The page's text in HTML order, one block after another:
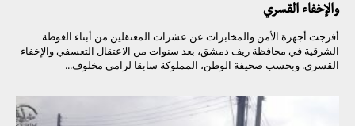
والإخفاء القسري
أفرجت أجهزة الأمن والمخابرات عن عشرات المعتقلين من أبناء الغوطة
الشرقية في محافظة ريف دمشق، بعد سنوات من الاعتقال التعسفي والإخفاء
القسري. وبحسب صحيفة الوطن، المملوكة سابقا لرامي مخلوف...